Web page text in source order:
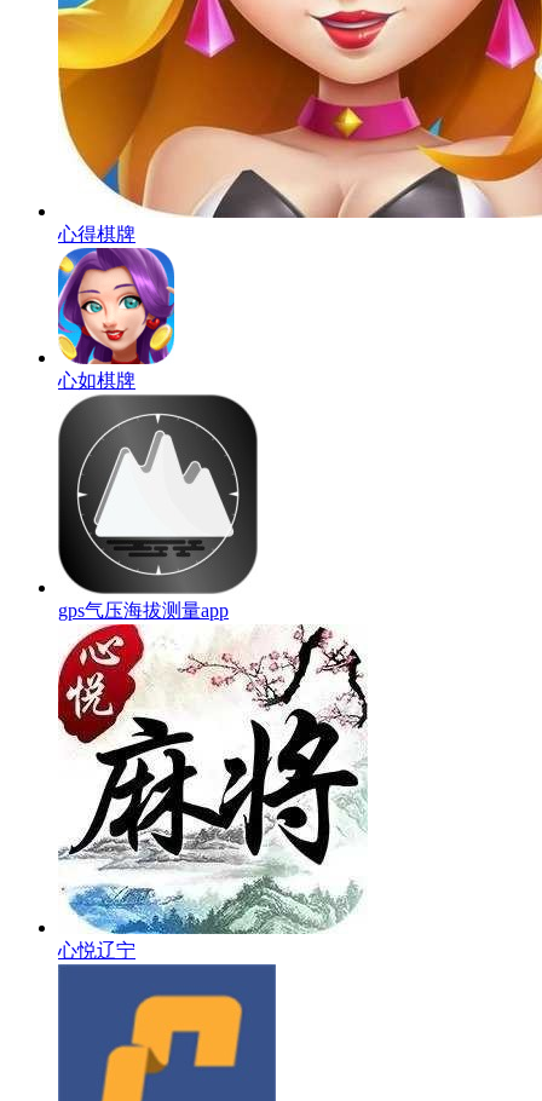
心得棋牌
心如棋牌
gps气压海拔测量app
心悦辽宁